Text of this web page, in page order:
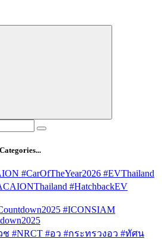
#CarOfTheYear2026 #EVThailand
#HatchbackEV
#ICONSIAM
ช #NRCT #อว #กระทรวงอว #ทัศน